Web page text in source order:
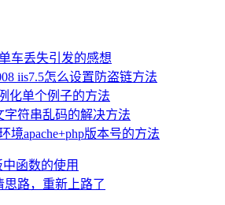
车丢失引发的感想
iis7.5怎么设置防盗链方法
化单个例子的方法
字符串乱码的解决方法
境apache+php版本号的方法
函数的使用
思路，重新上路了